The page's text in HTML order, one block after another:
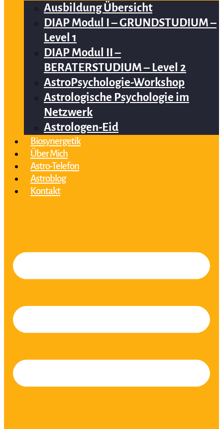
Ausbildung Übersicht
DIAP Modul I – GRUNDSTUDIUM –
Level 1
DIAP Modul II –
BERATERSTUDIUM – Level 2
AstroPsychologie-Workshop
Astrologische Psychologie im
Netzwerk
Astrologen-Eid
Biosynergetik
Über Mich
Astro-Telefon
Astroblog
Kontakt